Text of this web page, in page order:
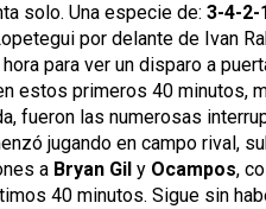
solo. Una especie de: 3-4-2-1
por delante de Ivan
para ver un disparo a
estos primeros 40 minutos,
fueron las numerosas
jugando en campo rival,
a Bryan Gil y Ocampos,
40 minutos. Sigue sin